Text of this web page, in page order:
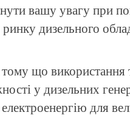
вашу увагу при
ринку дизельного
що використання
у дизельних
для